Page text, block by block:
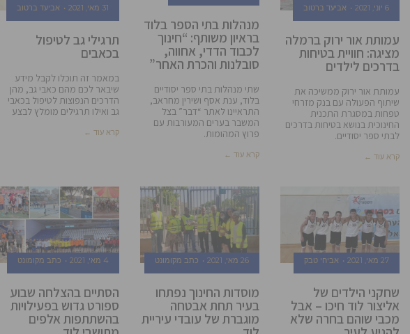
6 יוני, 2021 אביעד ברטוב
עמותת אור ירוק ברמלה
מציגה: חוויית בטיחות
בדרכים לילדים
עמותת אור ירוק ממשיכה את
שיתוף הפעולה עם בנק מזרחי
טפחות במסגרת התכנית
החינוכית בנושא בטיחות בדרכים
לבתי ספר יסודיים.
קרא עוד ←
מנהלות בתי הספר בלוד
בראיון משותף: “חינוך
לכבוד הדדי, אחווה,
סובלנות והכרת האחר”
שתי מנהלות בתי ספר יסודיים
בלוד, ענת אסף ושירין מחראב,
התראיינו לאתר “דבר” בצל
המשבר בערים המעורבות עם
פרוץ המהומות.
קרא עוד ←
31 מאי, 2021 אביעד ברטוב
תרגילי גב לטיפול
בכאבים
במאמר זה תוכלו לקבל מידע
שיבאר לכם מהם כאבי גב, מהן
הדרכים הנפוצות לטיפול בכאבי
גב ואילו תרגילים מומלץ לבצע
קרא עוד ←
27 מאי, 2021 אביחי טבק
שחקני הילדים של
אליצור לוד חיכו – אבל
מכבי שוהם בחרה שלא
26 מאי, 2021 כתב מקומונט
מוסדות החינוך נפתחו
בעיר תחת אבטחה
מוגברת של עובדי עיריית
4 מאי, 2021 כתב מקומונט
הסתיים בהצלחה שבוע
ספורט גדוש בפעילויות
בהשתתפות אלפים